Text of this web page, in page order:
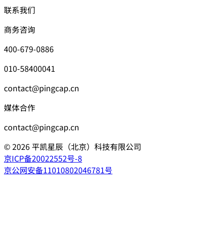
联系我们
商务咨询
400-679-0886
010-58400041
contact@pingcap.cn
媒体合作
contact@pingcap.cn
©2026平凯星辰（北京）科技有限公司
京ICP备20022552号-8
京公网安备11010802046781号